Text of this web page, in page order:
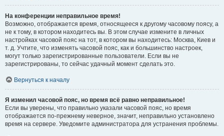
На конференции неправильное время!
Возможно, отображается время, относящееся к другому часовому поясу, а
не к тому, в котором находитесь вы. В этом случае измените в личных
настройках часовой пояс на тот, в котором вы находитесь: Москва, Киев и
т. д. Учтите, что изменять часовой пояс, как и большинство настроек,
могут только зарегистрированные пользователи. Если вы не
зарегистрированы, то сейчас удачный момент сделать это.
Вернуться к началу
Я изменил часовой пояс, но время всё равно неправильное!
Если вы уверены, что правильно указали часовой пояс, но время
отображается по-прежнему неверное, значит, неправильно установлено
время на сервере. Уведомите администратора для устранения проблемы.